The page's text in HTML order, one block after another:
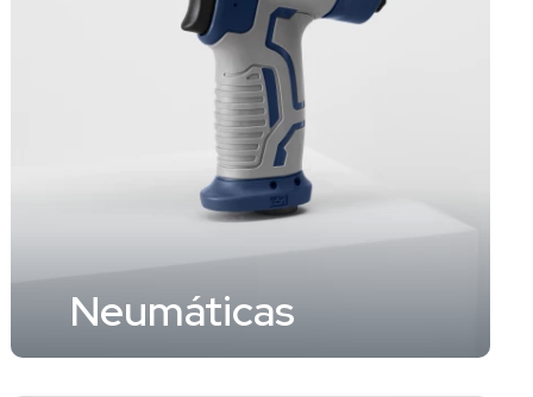
Neumáticas